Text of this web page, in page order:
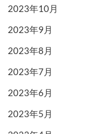
2023年10月
2023年9月
2023年8月
2023年7月
2023年6月
2023年5月